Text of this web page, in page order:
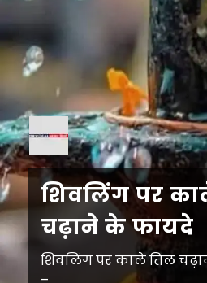
शिवलिंग पर
चढ़ाने के फायदे
शिवलिंग पर काले तिल